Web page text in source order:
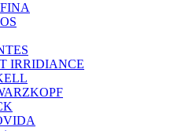
IRRIDIANCE